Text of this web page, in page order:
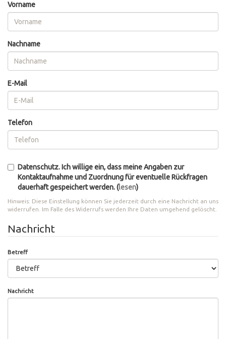
Vorname
Nachname
E-Mail
Telefon
Datenschutz. Ich willige ein, dass meine Angaben zur
Kontaktaufnahme und Zuordnung für eventuelle Rückfragen
dauerhaft gespeichert werden.(lesen)
Hinweis: Diese Einstellung können Sie jederzeit durch eine Nachricht an uns
widerrufen. Im Falle des Widerrufs werden Ihre Daten umgehend gelöscht.
Nachricht
Betreff
Nachricht